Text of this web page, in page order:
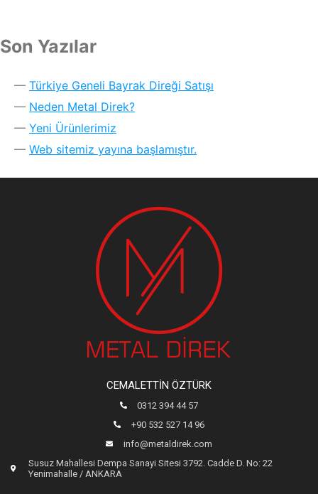
Son Yazılar
Türkiye Geneli Bayrak Direği Satışı
Neden Metal Direk?
Yeni Ürünlerimiz
Web sitemiz yayına başlamıştır.
CEMALETTIN ÖZTÜRK
0312 394 44 57
+90 532 527 14 96
info@metaldirek.com
Susuz Mahallesi Dempa Sanayi Sitesi 3792. Cadde D. No: 22
Yenimahalle / ANKARA